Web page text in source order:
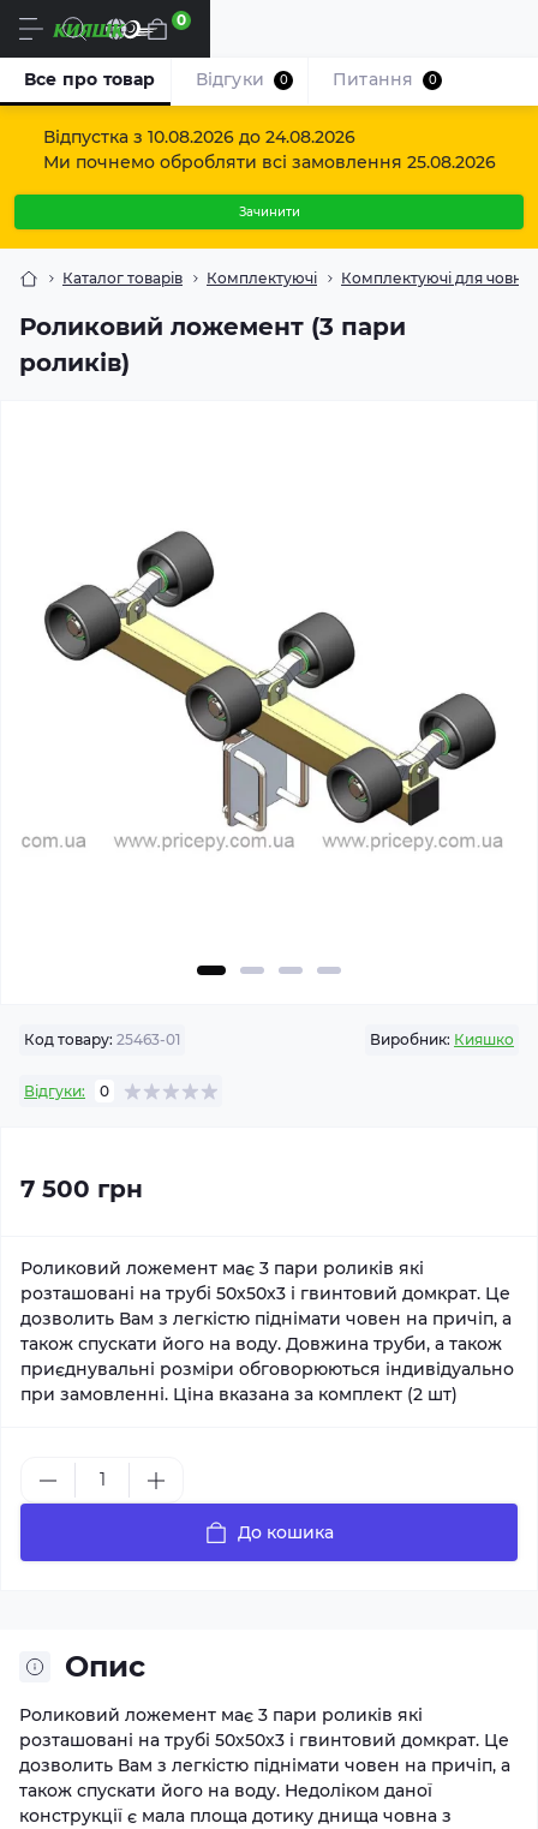
Відпустка з 10.08.2026 до 24.08.2026
Ми почнемо обробляти всі замовлення 25.08.2026
Зачинити
Uk 0
Каталог товарів Комплектуючі Комплектуючі для
Роликовий ложемент (3 пари
роликів)
Все про товар Відгуки 0 Питання 0
Код товару: 25463-01 Виробник: Кияшко
Відгуки: 0
7 500 грн
Роликовий ложемент має 3 пари роликів які
розташовані на трубі 50х50х3 і гвинтовий домкрат. Це
дозволить Вам з легкістю піднімати човен на причіп, а
також спускати його на воду. Довжина труби, а також
приєднувальні розміри обговорюються індивідуально
при замовленні. Ціна вказана за комплект (2 шт)
До кошика
Опис
Роликовий ложемент має 3 пари роликів які
розташовані на трубі 50х50х3 і гвинтовий домкрат. Це
дозволить Вам з легкістю піднімати човен на причіп, а
також спускати його на воду. Недоліком даної
конструкції є мала площа дотику днища човна з